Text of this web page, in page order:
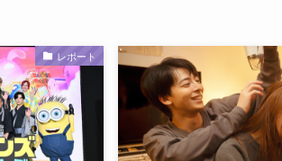
レポート